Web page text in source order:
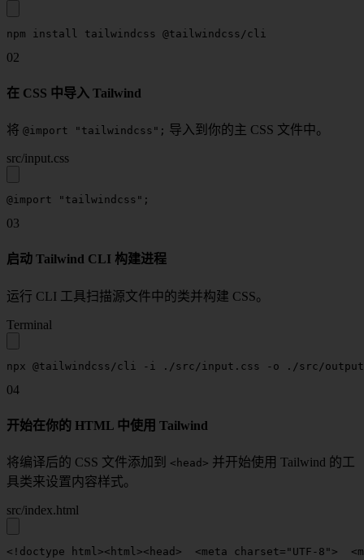
npm install tailwindcss @tailwindcss/cli
02
在 CSS 中导入 Tailwind
将 @import "tailwindcss"; 导入到你的主 CSS 文件中。
src/input.css
@import "tailwindcss" ;
03
启动 Tailwind CLI 构建进程
运行 CLI 工具扫描源文件中的类并构建 CSS。
Terminal
npx @tailwindcss/cli -i ./src/input.css -o ./src/
04
开始在你的 HTML 中使用 Tailwind
将编译后的 CSS 文件添加到 <head> 并开始使用 Tailwind 的工
具类来设置内容样式。
src/index.html
<! doctype html>< html>< head >
  <
meta charset= "UTF-8" >
  <